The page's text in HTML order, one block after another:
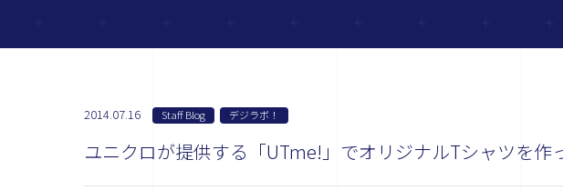
2014.07.16 Staff Blog デジラボ！
ユニクロが提供する「UTme!」でオリジナルTシャツを作